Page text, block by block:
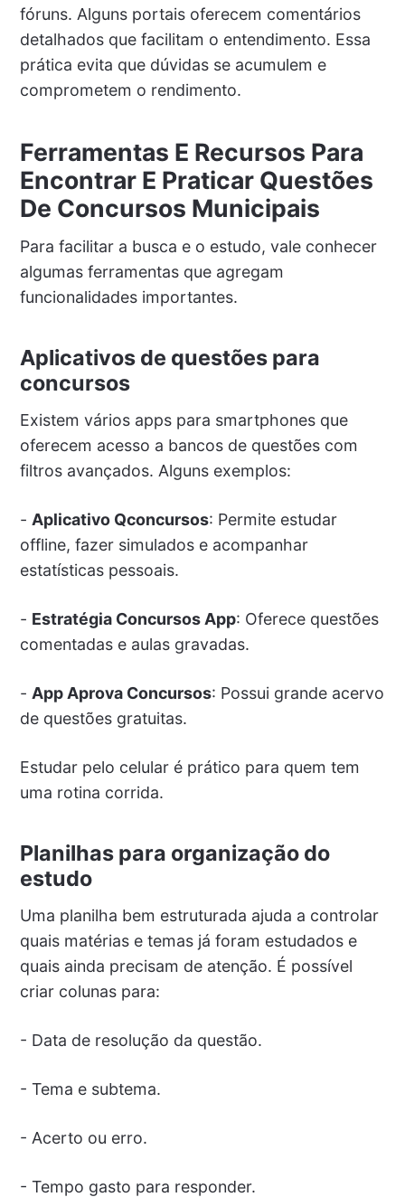
fóruns. Alguns portais oferecem comentários
detalhados que facilitam o entendimento. Essa
prática evita que dúvidas se acumulem e
comprometem o rendimento.
Ferramentas E Recursos Para
Encontrar E Praticar Questões
De Concursos Municipais
Para facilitar a busca e o estudo, vale conhecer
algumas ferramentas que agregam
funcionalidades importantes.
Aplicativos de questões para
concursos
Existem vários apps para smartphones que
oferecem acesso a bancos de questões com
filtros avançados. Alguns exemplos:
- Aplicativo Qconcursos: Permite estudar
offline, fazer simulados e acompanhar
estatísticas pessoais.
- Estratégia Concursos App: Oferece questões
comentadas e aulas gravadas.
- App Aprova Concursos: Possui grande acervo
de questões gratuitas.
Estudar pelo celular é prático para quem tem
uma rotina corrida.
Planilhas para organização do
estudo
Uma planilha bem estruturada ajuda a controlar
quais matérias e temas já foram estudados e
quais ainda precisam de atenção. É possível
criar colunas para:
- Data de resolução da questão.
- Tema e subtema.
- Acerto ou erro.
- Tempo gasto para responder.